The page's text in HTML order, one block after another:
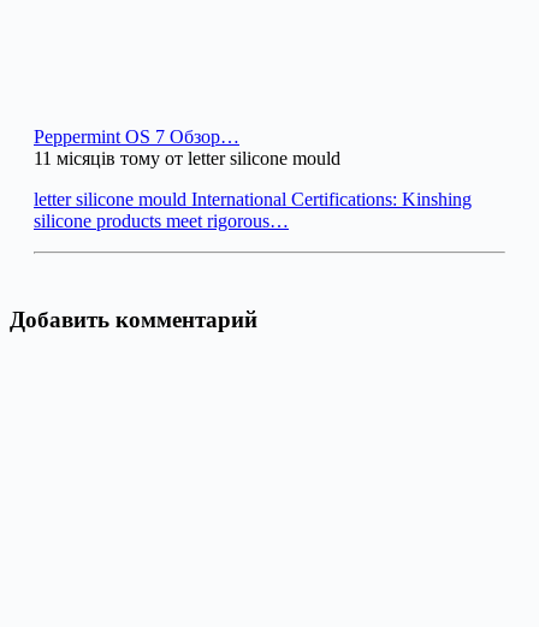
Peppermint OS 7 Обзор…
11 місяців тому от letter silicone mould
letter silicone mould International Certifications: Kinshing
silicone products meet rigorous…
Добавить комментарий